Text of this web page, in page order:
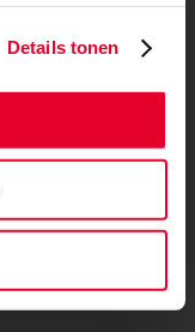
Details tonen